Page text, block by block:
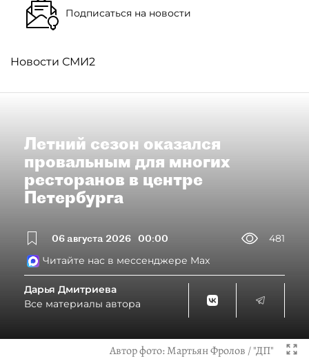
Подписаться на новости
Новости СМИ2
Летний сезон оказался
провальным для многих
ресторанов в центре
Петербурга
06 августа 2026 00:00
481
Читайте нас в мессенджере Max
Дарья Дмитриева
Все материалы автора
Автор фото:Мартьян Фролов / "ДП"